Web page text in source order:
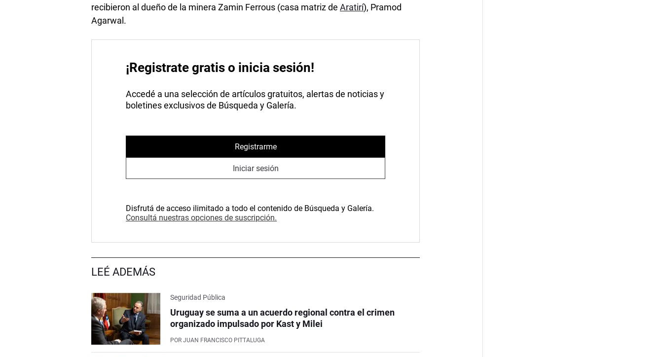
recibieron al dueño de la minera Zamin Ferrous (casa matriz deAratirí), Pramod
Agarwal.
¡Registrate gratis o inicia sesión!
Accedé a una selección de artículos gratuitos, alertas de noticias y
boletines exclusivos de Búsqueda y Galería.
Registrarme
Iniciar sesión
Disfrutá de acceso ilimitado a todo el contenido de Búsqueda y Galería.
Consultá nuestras opciones de suscripción.
LEÉ ADEMÁS
Seguridad Pública
Uruguay se suma a un acuerdo regional contra el crimen
organizado impulsado por Kast y Milei
POR JUAN FRANCISCO PITTALUGA